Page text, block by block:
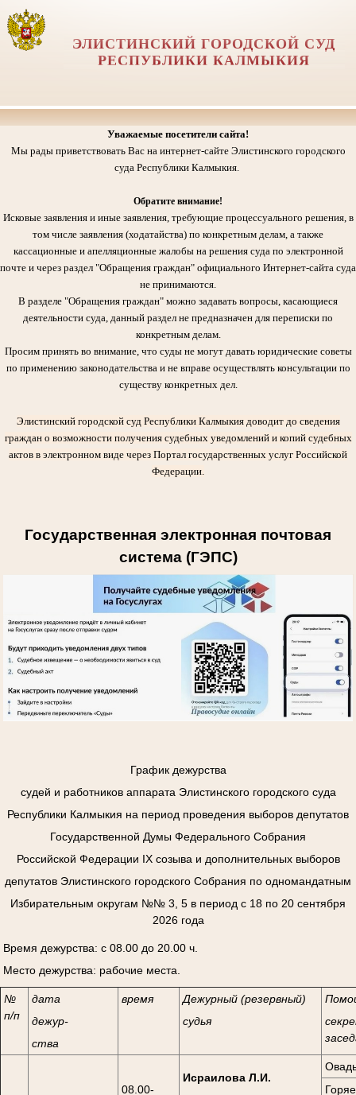
ЭЛИСТИНСКИЙ ГОРОДСКОЙ СУД
РЕСПУБЛИКИ КАЛМЫКИЯ
Уважаемые посетители сайта!
Мы рады приветствовать Вас на интернет-сайте Элистинского городского
суда Республики Калмыкия.
Обратите внимание!
Исковые заявления и иные заявления, требующие процессуального решения, в
том числе заявления (ходатайства) по конкретным делам, а также
кассационные и апелляционные жалобы на решения суда по электронной
почте и через раздел "Обращения граждан" официального Интернет-сайта суда
не принимаются.
В разделе "Обращения граждан" можно задавать вопросы, касающиеся
деятельности суда, данный раздел не предназначен для переписки по
конкретным делам.
Просим принять во внимание, что суды не могут давать юридические советы
по применению законодательства и не вправе осуществлять консультации по
существу конкретных дел.
Элистинский городской суд Республики Калмыкия доводит до сведения
граждан о возможности получения судебных уведомлений и копий судебных
актов в электронном виде через Портал государственных услуг Российской
Федерации.
Государственная электронная почтовая
система (ГЭПС)
График дежурства
судей и работников аппарата Элистинского городского суда
Республики Калмыкия на период проведения выборов депутатов
Государственной Думы Федерального Собрания
Российской Федерации IХ созыва и дополнительных выборов
депутатов Элистинского городского Собрания по одномандатным
Избирательным округам №№ 3, 5 в период с 18 по 20 сентября
2026 года
Время дежурства: с 08.00 до 20.00 ч.
Место дежурства: рабочие места.
№
п/п
дата
дежур-
ства
время
Дежурный (резервный)
судья
08.00-
Исраилова Л.И.